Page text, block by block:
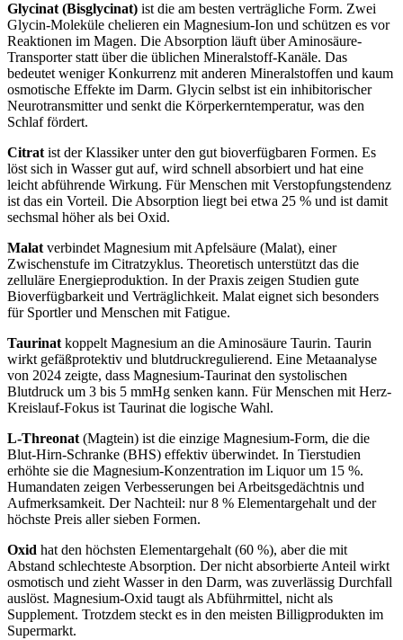
Glycinat (Bisglycinat) ist die am besten verträgliche Form. Zwei
Glycin-Moleküle chelieren ein Magnesium-Ion und schützen es vor
Reaktionen im Magen. Die Absorption läuft über Aminosäure-
Transporter statt über die üblichen Mineralstoff-Kanäle. Das
bedeutet weniger Konkurrenz mit anderen Mineralstoffen und kaum
osmotische Effekte im Darm. Glycin selbst ist ein inhibitorischer
Neurotransmitter und senkt die Körperkerntemperatur, was den
Schlaf fördert.
Citratist der Klassiker unter den gut bioverfügbaren Formen. Es
löst sich in Wasser gut auf, wird schnell absorbiert und hat eine
leicht abführende Wirkung. Für Menschen mit Verstopfungstendenz
ist das ein Vorteil. Die Absorption liegt bei etwa 25 % und ist damit
sechsmal höher als bei Oxid.
Malatverbindet Magnesium mit Apfelsäure (Malat), einer
Zwischenstufe im Citratzyklus. Theoretisch unterstützt das die
zelluläre Energieproduktion. In der Praxis zeigen Studien gute
Bioverfügbarkeit und Verträglichkeit. Malat eignet sich besonders
für Sportler und Menschen mit Fatigue.
Taurinatkoppelt Magnesium an die Aminosäure Taurin. Taurin
wirkt gefäßprotektiv und blutdruckregulierend. Eine Metaanalyse
von 2024 zeigte, dass Magnesium-Taurinat den systolischen
Blutdruck um 3 bis 5 mmHg senken kann. Für Menschen mit Herz-
Kreislauf-Fokus ist Taurinat die logische Wahl.
L-Threonat(Magtein) ist die einzige Magnesium-Form, die die
Blut-Hirn-Schranke (BHS) effektiv überwindet. In Tierstudien
erhöhte sie die Magnesium-Konzentration im Liquor um 15 %.
Humandaten zeigen Verbesserungen bei Arbeitsgedächtnis und
Aufmerksamkeit. Der Nachteil: nur 8 % Elementargehalt und der
höchste Preis aller sieben Formen.
Oxid hat den höchsten Elementargehalt (60 %), aber die mit
Abstand schlechteste Absorption. Der nicht absorbierte Anteil wirkt
osmotisch und zieht Wasser in den Darm, was zuverlässig Durchfall
auslöst. Magnesium-Oxid taugt als Abführmittel, nicht als
Supplement. Trotzdem steckt es in den meisten Billigprodukten im
Supermarkt.